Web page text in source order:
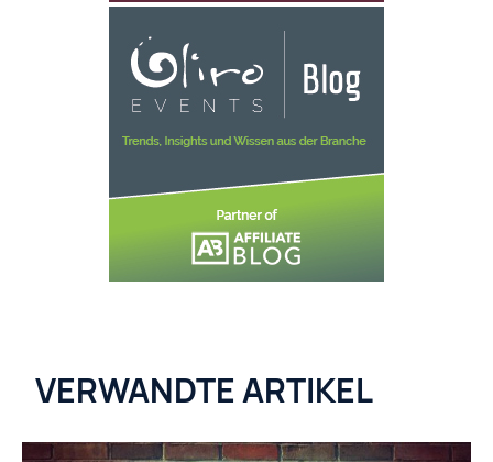
VERWANDTE ARTIKEL